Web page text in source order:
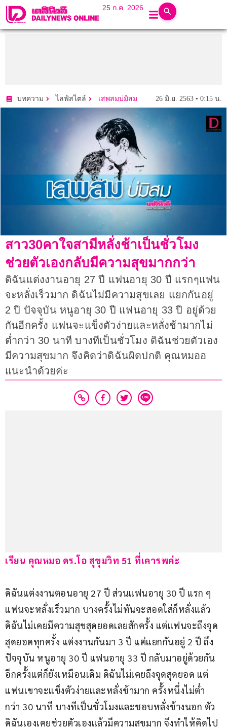
25 ก.ค. 2026
บทความ ไลฟ์สไตล์ เสพสมบ่มิสม 26 มิ.ย. 2563 • 0:15 น.
สาว30คาใจสามีหลั่งช้าเป็นชั่วโมง
ช่วยตัวเองกลับมีความสุขมากกว่า
ดิฉันแต่งงานอายุ 27 ปี แฟนอายุ 30 ปี แรกๆแฟน
จะหลั่งเร็วมาก ดิฉันไม่มีความสุขเลย แยกกันอยู่
2 ปี ปัจจุบัน หนูอายุ 30 ปี แฟนอายุ 33 ปี อยู่ด้วย
กันอีกครั้ง แฟนจะแข็งตัวง่ายและหลั่งช้ามากไม่
ต่ำกว่า 30 นาที บางทีเป็นชั่วโมง ดิฉันช่วยตัวเอง
มีความสุขมาก จึงคิดว่าดิฉันผิดปกติ คุณหมออ
แนะนำด้วยค่ะ
เรียน คุณหมอ ดร.โอ สุขุมวิท 51 ที่เคารพค่ะ
ดิฉันแต่งงานตอนอายุ 27 ปี ส่วนแฟนอายุ 30 ปี แรก ๆ
แฟนจะหลั่งเร็วมาก บางครั้งไม่ทันจะสอดใส่ก็หลั่งแล้ว
ดิฉันไม่เคยมีความสุขสุดยอดเลยสักครั้ง แต่แฟนจะถึงจุด
สุดยอดทุกครั้ง แต่งงานกันมา 3 ปี แต่แยกกันอยู่ 2 ปี ถึง
ปัจจุบัน หนูอายุ 30 ปี แฟนอายุ 33 ปี กลับมาอยู่ด้วยกัน
อีกครั้งแต่ก็ยังเหมือนเดิม ดิฉันไม่เคยถึงจุดสุดยอด แต่
แฟนเขาจะแข็งตัวง่ายและหลั่งช้ามาก ครั้งหนึ่งไม่ต่ำ
กว่า 30 นาที บางทีเป็นชั่วโมงและชอบหลั่งข้างนอก ตัว
ดิฉันเองเคยช่วยตัวเองแล้วมีความสุขมาก จึงทำให้คิดไป